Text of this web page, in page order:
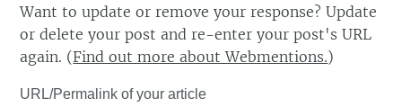
Want to update or remove your response? Update
or delete your post and re-enter your post's URL
again. (Find out more about Webmentions.)
URL/Permalink of your article